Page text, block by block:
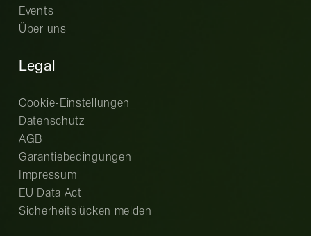
Events
Über uns
Legal
Cookie-Einstellungen
Datenschutz
AGB
Garantiebedingungen
Impressum
EU Data Act
Sicherheitslücken melden